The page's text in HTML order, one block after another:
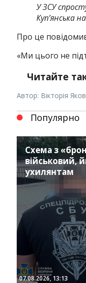
У ЗСУ
Куп’янська
Про це
«Ми цього не
Читайте
Автор: Вікторія
Популярно
Схема з
військовий,
ухилянтам
07.08.2026, 13:13